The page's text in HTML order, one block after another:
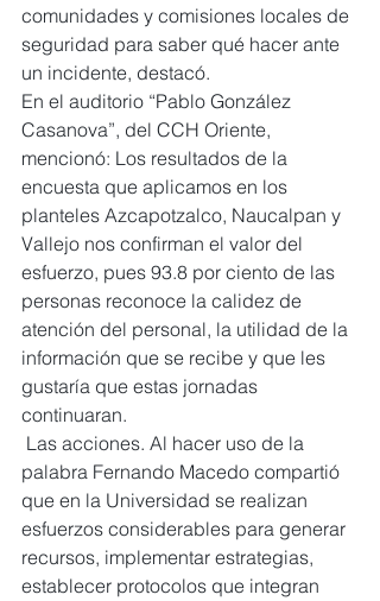
comunidades y comisiones locales de
seguridad para saber qué hacer ante
un incidente, destacó.
En el auditorio “Pablo González
Casanova”, del CCH Oriente,
mencionó: Los resultados de la
encuesta que aplicamos en los
planteles Azcapotzalco, Naucalpan y
Vallejo nos confirman el valor del
esfuerzo, pues 93.8 por ciento de las
personas reconoce la calidez de
atención del personal, la utilidad de la
información que se recibe y que les
gustaría que estas jornadas
continuaran.
Las acciones. Al hacer uso de la
palabra Fernando Macedo compartió
que en la Universidad se realizan
esfuerzos considerables para generar
recursos, implementar estrategias,
establecer protocolos que integran